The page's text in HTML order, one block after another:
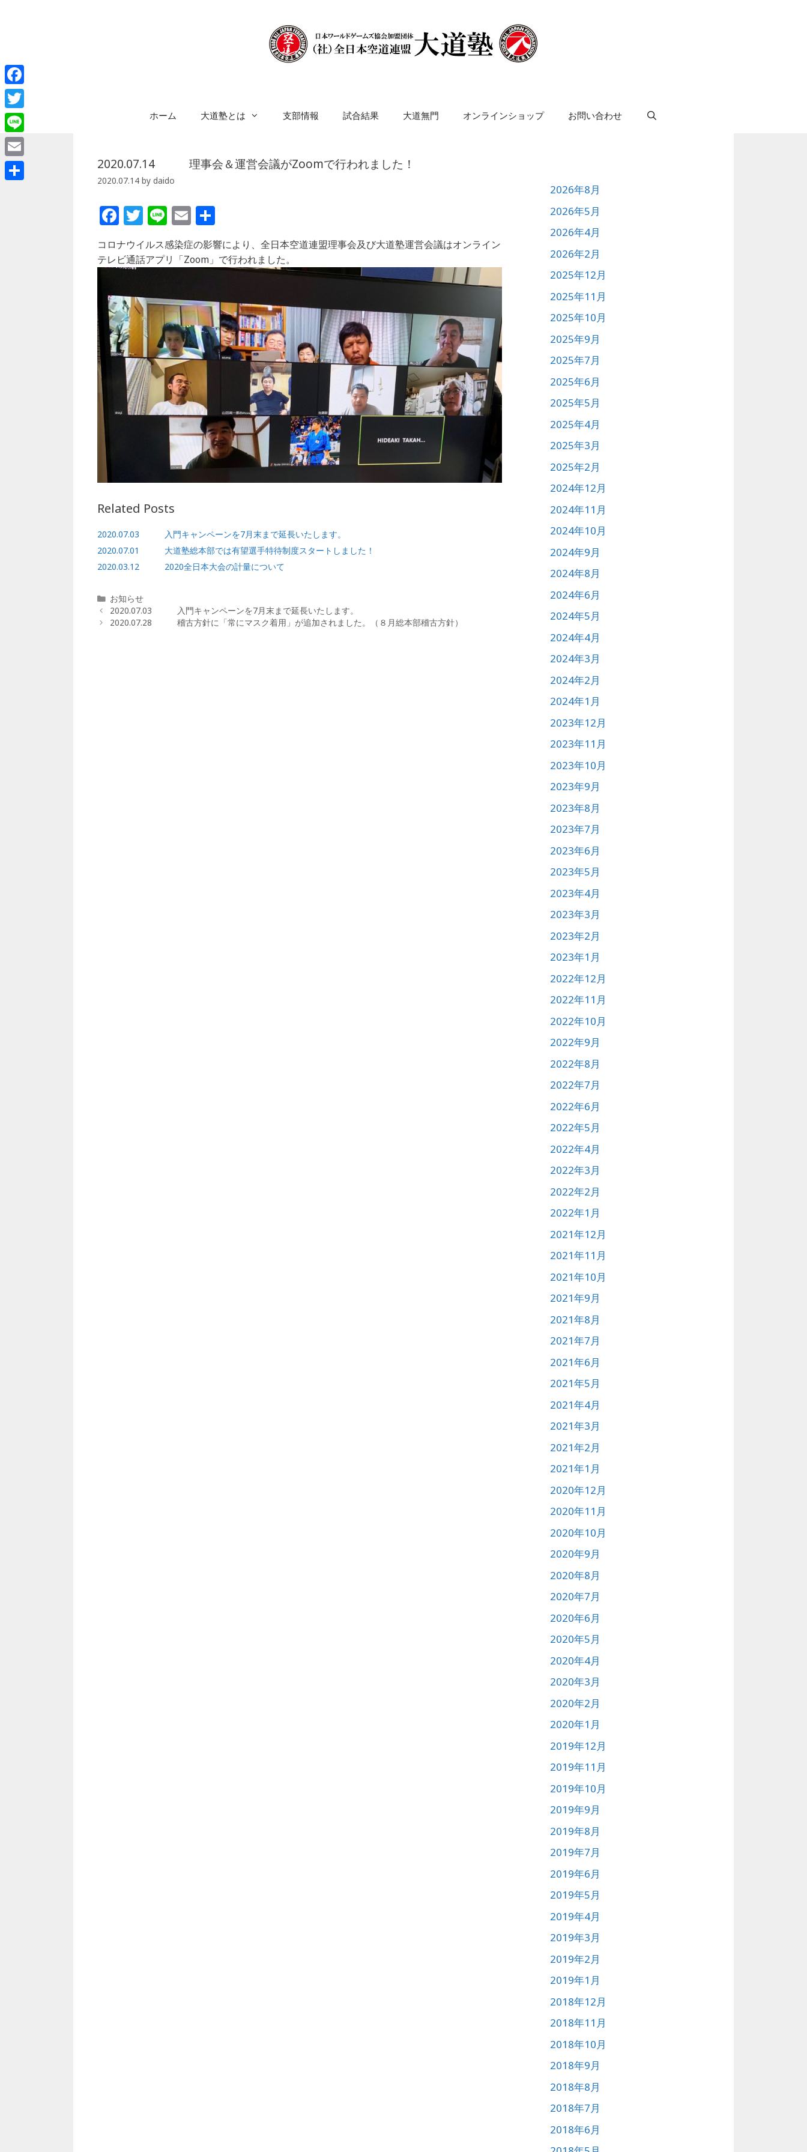
ツ
へ
ス
キ
ッ
プ
ホーム 大道塾とは 支部情報 試合結果 大道無門 オンラインショップ お問い合わせ
2020.07.14 理事会＆運営会議がZoomで行われました！
2020.07.14 by daido
F
a
c
e
b
o
o
k
T
w
itt
e
r
Li
n
e
E
m
ai
l
有
コロナウイルス感染症の影響により、全日本空道連盟理事会及び大道塾運営会議はオンライン
テレビ通話アプリ「Zoom」で行われました。
Related Posts
2020.07.03 入門キャンペーンを7月末まで延長いたします。
2020.07.01 大道塾総本部では有望選手特待制度スタートしました！
2020.03.12 2020全日本大会の計量について
カ
テ
ゴ
お知らせ
2020.07.03 入門キャンペーンを7月末まで延長いたします。
2020.07.28 稽古方針に「常にマスク着用」が追加されました。（８月総本部稽古方針）
2026年8月
2026年5月
2026年4月
2026年2月
2025年12月
2025年11月
2025年10月
2025年9月
2025年7月
2025年6月
2025年5月
2025年4月
2025年3月
2025年2月
2024年12月
2024年11月
2024年10月
2024年9月
2024年8月
2024年6月
2024年5月
2024年4月
2024年3月
2024年2月
2024年1月
2023年12月
2023年11月
2023年10月
2023年9月
2023年8月
2023年7月
2023年6月
2023年5月
2023年4月
2023年3月
2023年2月
2023年1月
2022年12月
2022年11月
2022年10月
2022年9月
2022年8月
2022年7月
2022年6月
2022年5月
2022年4月
2022年3月
2022年2月
2022年1月
2021年12月
2021年11月
2021年10月
2021年9月
2021年8月
2021年7月
2021年6月
2021年5月
2021年4月
2021年3月
2021年2月
2021年1月
2020年12月
2020年11月
2020年10月
2020年9月
2020年8月
2020年7月
2020年6月
2020年5月
2020年4月
2020年3月
2020年2月
2020年1月
2019年12月
2019年11月
2019年10月
2019年9月
2019年8月
2019年7月
2019年6月
2019年5月
2019年4月
2019年3月
2019年2月
2019年1月
2018年12月
2018年11月
2018年10月
2018年9月
2018年8月
2018年7月
2018年6月
Facebook
Twitter
Line
Email